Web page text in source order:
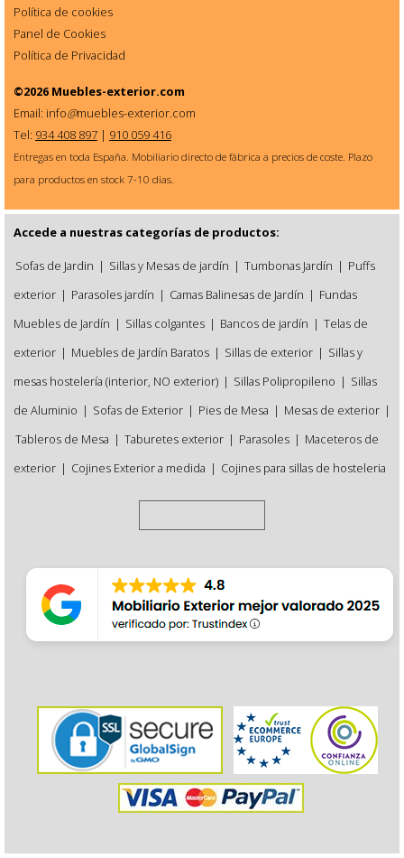
Política de cookies
Panel de Cookies
Política de Privacidad
©2026 Muebles-exterior.com
Email: info@muebles-exterior.com
Tel: 934 408 897 | 910 059 416
Entregas en toda España. Mobiliario directo de fábrica a precios de coste. Plazo
para productos en stock 7-10 dias.
Accede a nuestras categorías de productos:
Sofas de Jardin | Sillas y Mesas de jardín | Tumbonas Jardín | Puffs
exterior | Parasoles jardín | Camas Balinesas de Jardín | Fundas
Muebles de Jardín | Sillas colgantes | Bancos de jardín | Telas de
exterior | Muebles de Jardín Baratos | Sillas de exterior | Sillas y
mesas hostelería (interior, NO exterior) | Sillas Polipropileno | Sillas
de Aluminio | Sofas de Exterior | Pies de Mesa | Mesas de exterior |
Tableros de Mesa | Taburetes exterior | Parasoles | Maceteros de
exterior | Cojines Exterior a medida | Cojines para sillas de hosteleria